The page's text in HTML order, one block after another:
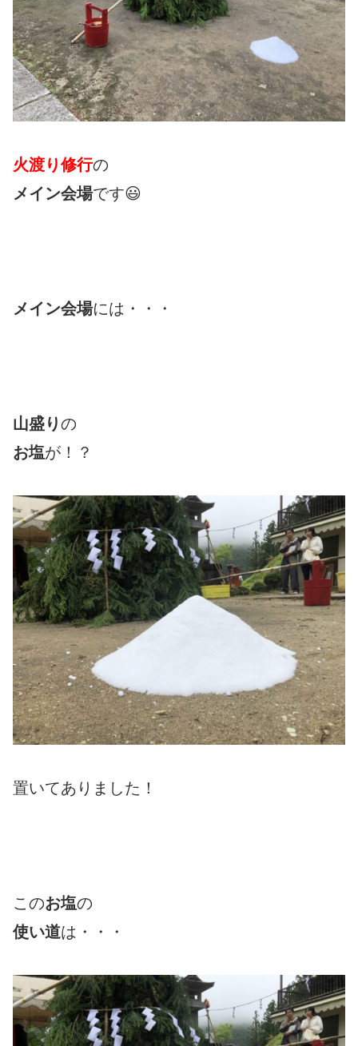
火渡り修行の
メイン会場です😃
メイン会場には・・・
山盛りの
お塩が！？
置いてありました！
このお塩の
使い道は・・・